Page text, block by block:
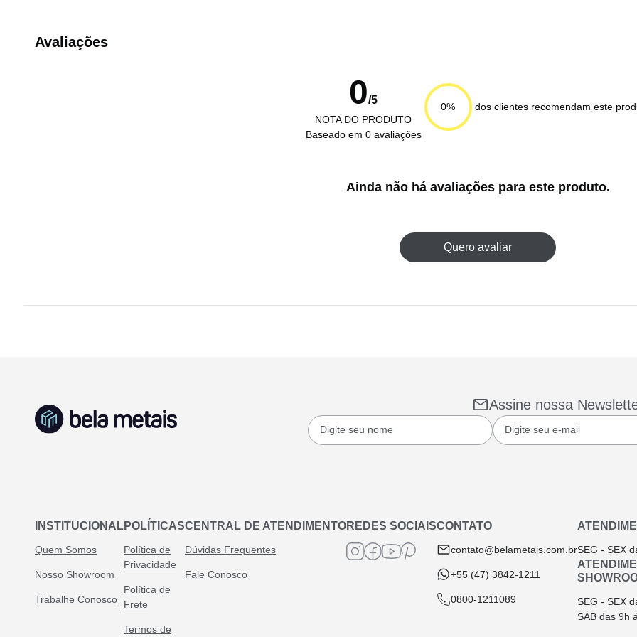
Avaliações
0/5
NOTA DO PRODUTO
Baseado em 0 avaliações
0% dos clientes recomendam este
Ainda não há avaliações para este produto.
Quero avaliar
Assine nossa
INSTITUCIONAL
Quem Somos
Nosso Showroom
Trabalhe Conosco
POLÍTICAS
Política de
Privacidade
Política de
Frete
Termos de
CENTRAL DE ATENDIMENTO
Dúvidas Frequentes
Fale Conosco
REDES SOCIAISCONTATO
contato@belametais.com.br
+55 (47) 3842-1211
0800-1211089
SEG - SEX
SEG - SEX
SÁB das 9h